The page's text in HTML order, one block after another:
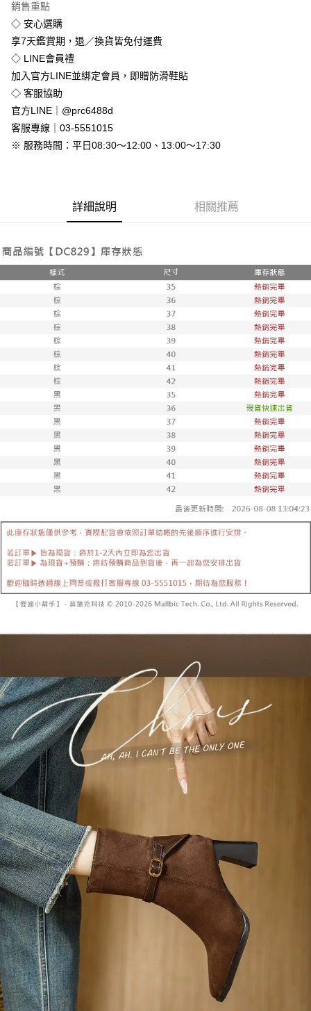
全盈+PAY
運送方式
全家付款取貨
免運費
付款後全家取貨
免運費
7-11付款取貨
離島郵局配送
每筆NT$90，滿NT$999(含以上)免運費
【宇迅國際】限一般住址，不支援智能櫃 查看運費
銷售重點
◇ 安心選購
享7天鑑賞期，退／換貨皆免付運費
◇ LINE會員禮
加入官方LINE並綁定會員，即贈防滑鞋貼
◇ 客服協助
官方LINE｜@prc6488d
客服專線｜03-5551015
※ 服務時間：平日08:30～12:00、13:00～17:30
詳細說明 相關推薦